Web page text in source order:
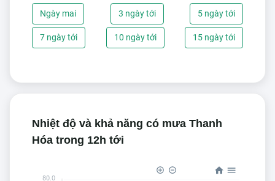
Ngày mai 3 ngày tới 5 ngày tới
7 ngày tới 10 ngày tới 15 ngày tới
Nhiệt độ và khả năng có mưa Thanh
Hóa trong 12h tới
80.0